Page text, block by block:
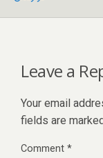
Leave a
Your email
fields are
Comment*